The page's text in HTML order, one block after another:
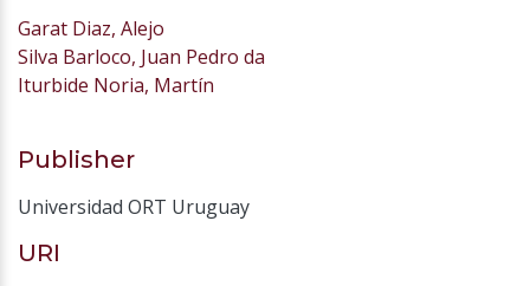
Garat Diaz, Alejo
Silva Barloco, Juan Pedro da
Iturbide Noria, Martín
Publisher
Universidad ORT Uruguay
URI